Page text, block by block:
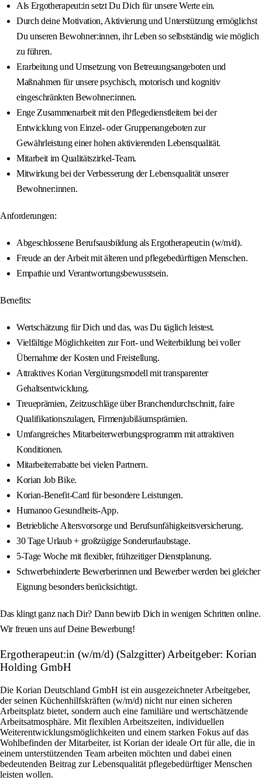
Als Ergotherapeut:in setzt Du Dich für unsere Werte ein.
Durch deine Motivation, Aktivierung und Unterstützung ermöglichst
Du unseren Bewohner:innen, ihr Leben so selbstständig wie möglich
zu führen.
Erarbeitung und Umsetzung von Betreuungsangeboten und
Maßnahmen für unsere psychisch, motorisch und kognitiv
eingeschränkten Bewohner:innen.
Enge Zusammenarbeit mit den Pflegedienstleitern bei der
Entwicklung von Einzel- oder Gruppenangeboten zur
Gewährleistung einer hohen aktivierenden Lebensqualität.
Mitarbeit im Qualitätszirkel-Team.
Mitwirkung bei der Verbesserung der Lebensqualität unserer
Bewohner:innen.
Anforderungen:
Abgeschlossene Berufsausbildung als Ergotherapeut:in (w/m/d).
Freude an der Arbeit mit älteren und pflegebedürftigen Menschen.
Empathie und Verantwortungsbewusstsein.
Benefits:
Wertschätzung für Dich und das, was Du täglich leistest.
Vielfältige Möglichkeiten zur Fort- und Weiterbildung bei voller
Übernahme der Kosten und Freistellung.
Attraktives Korian Vergütungsmodell mit transparenter
Gehaltsentwicklung.
Treueprämien, Zeitzuschläge über Branchendurchschnitt, faire
Qualifikationszulagen, Firmenjubiläumsprämien.
Umfangreiches Mitarbeiterwerbungsprogramm mit attraktiven
Konditionen.
Mitarbeiterrabatte bei vielen Partnern.
Korian Job Bike.
Korian-Benefit-Card für besondere Leistungen.
Humanoo Gesundheits-App.
Betriebliche Altersvorsorge und Berufsunfähigkeitsversicherung.
30 Tage Urlaub + großzügige Sonderurlaubstage.
5-Tage Woche mit flexibler, frühzeitiger Dienstplanung.
Schwerbehinderte Bewerberinnen und Bewerber werden bei gleicher
Eignung besonders berücksichtigt.
Das klingt ganz nach Dir? Dann bewirb Dich in wenigen Schritten online.
Wir freuen uns auf Deine Bewerbung!
Ergotherapeut:in (w/m/d) (Salzgitter) Arbeitgeber: Korian
Holding GmbH
Die Korian Deutschland GmbH ist ein ausgezeichneter Arbeitgeber,
der seinen Küchenhilfskräften (w/m/d) nicht nur einen sicheren
Arbeitsplatz bietet, sondern auch eine familiäre und wertschätzende
Arbeitsatmosphäre. Mit flexiblen Arbeitszeiten, individuellen
Weiterentwicklungsmöglichkeiten und einem starken Fokus auf das
Wohlbefinden der Mitarbeiter, ist Korian der ideale Ort für alle, die in
einem unterstützenden Team arbeiten möchten und dabei einen
bedeutenden Beitrag zur Lebensqualität pflegebedürftiger Menschen
leisten wollen.